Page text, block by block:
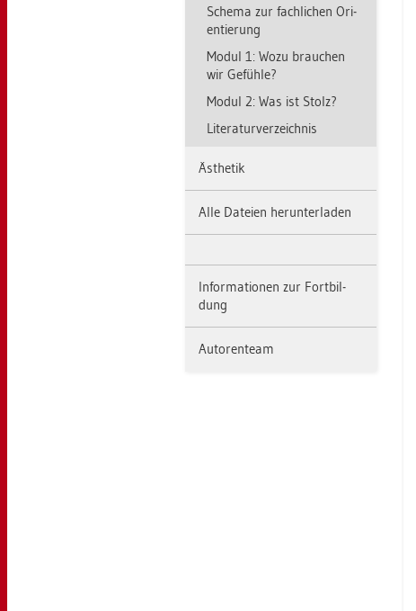
Sche­ma zur fach­li­chen Ori­
en­tie­rung
Modul 1: Wozu brau­chen
wir Ge­füh­le?
Modul 2: Was ist Stolz?
Li­te­ra­tur­ver­zeich­nis
Äs­the­tik
Alle Da­tei­en her­un­ter­la­den
In­for­ma­tio­nen zur Fort­bil­
dung
Au­to­ren­team